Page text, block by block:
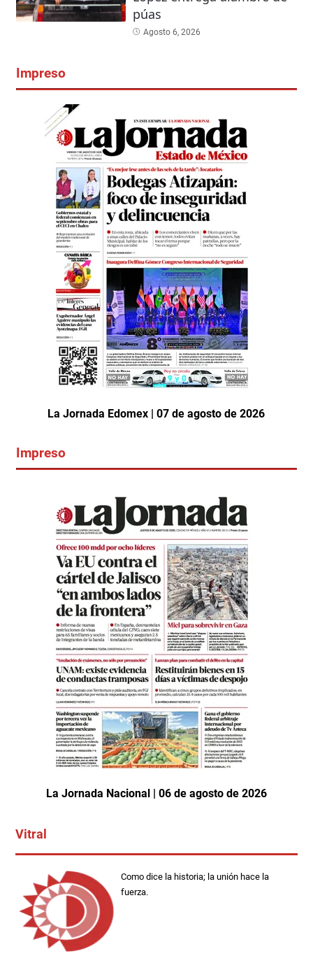
púas
Agosto 6, 2026
Impreso
La Jornada Edomex | 07 de agosto de 2026
Impreso
La Jornada Nacional | 06 de agosto de 2026
Vitral
Como dice la historia; la unión hace la
fuerza.